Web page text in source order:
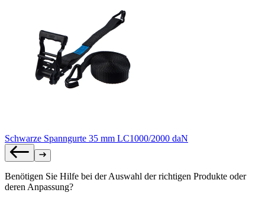
Schwarze Spanngurte 35 mm LC1000/2000 daN
Benötigen Sie Hilfe bei der Auswahl der richtigen Produkte oder
deren Anpassung?